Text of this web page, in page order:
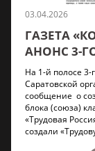
03.04.2026
ГАЗЕТА
АНОНС 3-
На 1-й полосе
Саратовской
сообщение о
блока (союза)
«Трудовая
создали